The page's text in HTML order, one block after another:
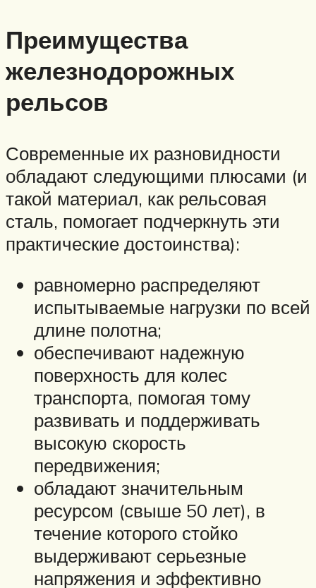
Преимущества
железнодорожных
рельсов
Современные их разновидности
обладают следующими плюсами (и
такой материал, как рельсовая
сталь, помогает подчеркнуть эти
практические достоинства):
равномерно распределяют
испытываемые нагрузки по всей
длине полотна;
обеспечивают надежную
поверхность для колес
транспорта, помогая тому
развивать и поддерживать
высокую скорость
передвижения;
обладают значительным
ресурсом (свыше 50 лет), в
течение которого стойко
выдерживают серьезные
напряжения и эффективно